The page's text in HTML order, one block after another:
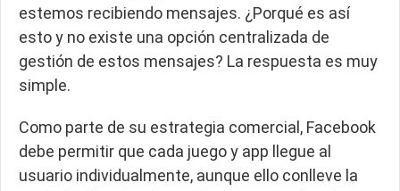
estemos recibiendo mensajes. ¿Porqué es así
esto y no existe una opción centralizada de
gestión de estos mensajes? La respuesta es muy
simple.
Como parte de su estrategia comercial, Facebook
debe permitir que cada juego y app llegue al
usuario individualmente, aunque ello conlleve la